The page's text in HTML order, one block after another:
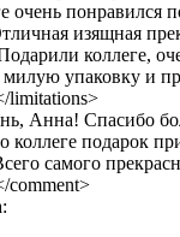
очень понравился
изящная
коллеге,
милую упаковку и
limitations>
Анна! Спасибо
коллеге подарок
самого
comment>